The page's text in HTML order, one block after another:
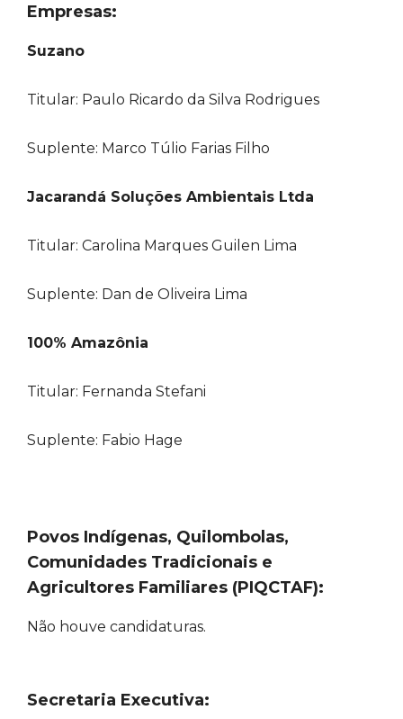
Empresas:
Suzano
Titular: Paulo Ricardo da Silva Rodrigues
Suplente: Marco Túlio Farias Filho
Jacarandá Soluções Ambientais Ltda
Titular: Carolina Marques Guilen Lima
Suplente: Dan de Oliveira Lima
100% Amazônia
Titular: Fernanda Stefani
Suplente: Fabio Hage
Povos Indígenas, Quilombolas,
Comunidades Tradicionais e
Agricultores Familiares (PIQCTAF):
Não houve candidaturas.
Secretaria Executiva: